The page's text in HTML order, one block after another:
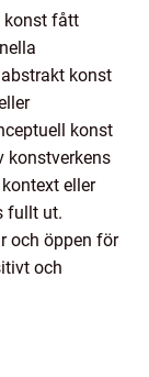
konst fått
konst
konst
konstverkens
eller
fullt ut.
och öppen för
och